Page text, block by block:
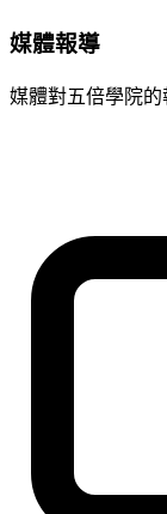
媒體報導
媒體對五倍學院的